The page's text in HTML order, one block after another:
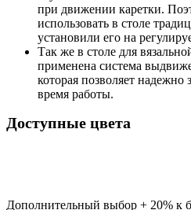
при движении каретки.
использовать в столе
установили его на
Так же в столе для
применена система
которая позволяет
время работы.
Доступные цвета
Дополнительный выбор + 20% к